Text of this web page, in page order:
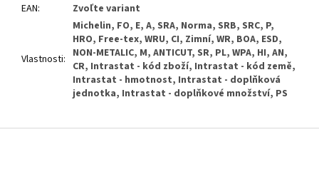
EAN: Zvoľte variant
Vlastnosti:
Michelin, FO, E, A, SRA, Norma, SRB, SRC, P,
HRO, Free-tex, WRU, CI, Zimní, WR, BOA, ESD,
NON-METALIC, M, ANTICUT, SR, PL, WPA, HI, AN,
CR, Intrastat - kód zboží, Intrastat - kód země,
Intrastat - hmotnost, Intrastat - doplňková
jednotka, Intrastat - doplňkové množství, PS